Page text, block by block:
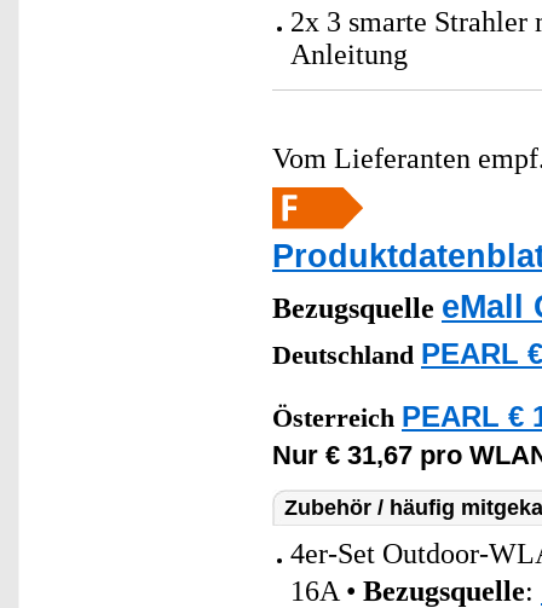
2x 3 smarte
Anleitung
Vom Lieferanten
Bezugsquelle eMall
Deutschland PEARL
Österreich PEARL €
Nur € 31,67 pro
Zubehör / häufig
4er-Set Outdoor-
16A • Bezugsquelle: